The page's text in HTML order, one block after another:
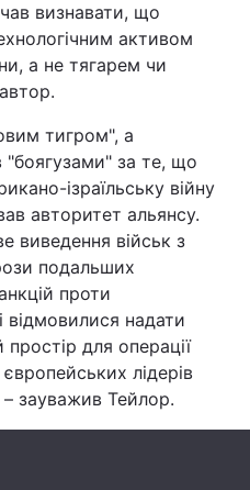
Статті
Думки
визнавати, що
активом
а не тягарем чи
тигром", а
"боягузами" за те, що
ізраїльську війну
авторитет альянсу.
виведення військ з
подальших
проти
відмовилися надати
для операції
лідерів
зауважив Тейлор.